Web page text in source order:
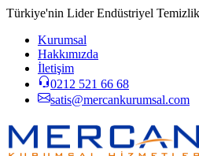
Türkiye'nin Lider Endüstriyel
Kurumsal
Hakkımızda
İletişim
0212 521 66 68
satis@mercankurumsal.com